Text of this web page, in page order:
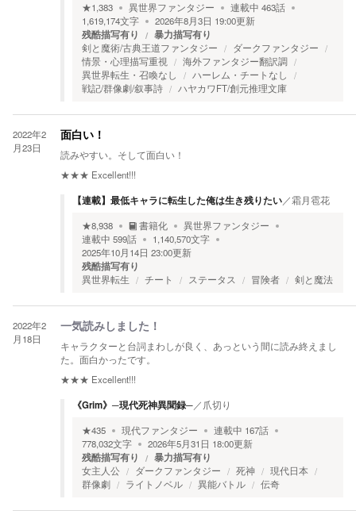
★1,383 異世界ファンタジー 連載中 463話
1,619,174文字 2026年8月3日 19:00更新
残酷描写有り 暴力描写有り
剣と魔術/古典王道ファンタジー
ダークファンタジー
情景・心理描写重視
海外ファンタジー翻訳調
異世界転生・召喚なし
ハーレム・チートなし
戦記/群像劇/叙事詩
ハヤカワFT/創元推理文庫
2022年2
月23日
面白い！
読みやすい。そして面白い！
★★★ Excellent!!!
【連載】最低キャラに転生した俺は生き残りたい／霜月雹花
★8,938 書籍化
異世界ファンタジー
連載中 599話 1,140,570文字
2025年10月14日 23:00更新
残酷描写有り
異世界転生 チート ステータス 冒険者 剣と魔法
2022年2
月18日
一気読みしました！
キャラクターと台詞まわしが良く、あっという間に読み終えまし
た。面白かったです。
★★★ Excellent!!!
《Grim》─現代死神異聞録─／ 爪切り
★435 現代ファンタジー 連載中 167話
778,032文字 2026年5月31日 18:00更新
残酷描写有り 暴力描写有り
女主人公 ダークファンタジー 死神
現代日本
群像劇
ライトノベル 異能バトル 伝奇